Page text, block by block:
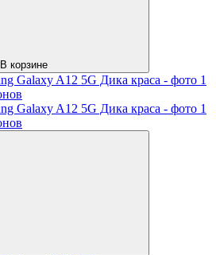
В корзине